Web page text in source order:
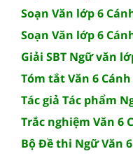
Soạn Văn lớp 6
Soạn Văn lớp 6
Giải SBT Ngữ văn
Tóm tắt Văn 6
Tác giả Tác phẩm
Trắc nghiệm Văn 6
Bộ Đề thi Ngữ Văn